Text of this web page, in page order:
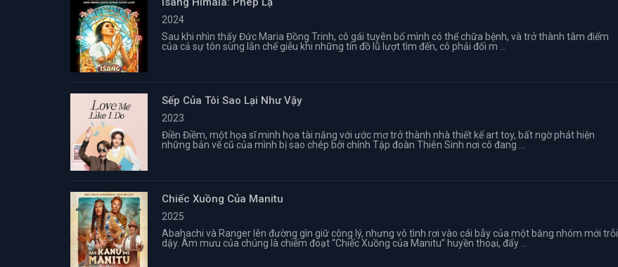
2024
Sau khi nhìn thấy Đức Maria Đồng Trinh, cô gái tuyên bố mình có thể chữa bệnh, và trở thành tâm điểm
của cả sự tôn sùng lẫn chế giễu khi những tín đồ lũ lượt tìm đến, cô phải đối m ...
Sếp Của Tôi Sao Lại Như Vậy
2023
Điền Điềm, một họa sĩ minh họa tài năng với ước mơ trở thành nhà thiết kế art toy, bất ngờ phát hiện
những bản vẽ cũ của mình bị sao chép bởi chính Tập đoàn Thiên Sinh nơi cô đang ...
Chiếc Xuồng Của Manitu
2025
Abahachi và Ranger lên đường gìn giữ công lý, nhưng vô tình rơi vào cái bẫy của một băng nhóm mới trỗi
dậy. Âm mưu của chúng là chiếm đoạt “Chiếc Xuồng của Manitu” huyền thoại, đẩy ...